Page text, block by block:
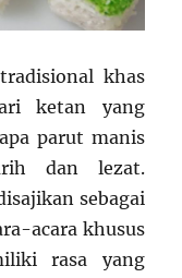
khas
ketan yang
parut manis
dan lezat.
sebagai
acara khusus
rasa yang